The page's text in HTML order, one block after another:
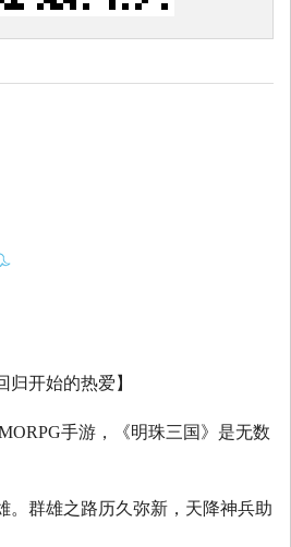
归开始的热爱】
手游，《明珠三国》是无数
。群雄之路历久弥新，天降神兵助